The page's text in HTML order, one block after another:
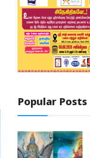
Popular Posts